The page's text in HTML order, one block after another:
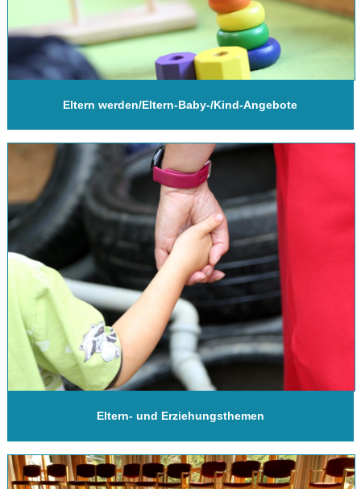
Eltern werden/Eltern-Baby-/Kind-Angebote
Eltern- und Erziehungsthemen